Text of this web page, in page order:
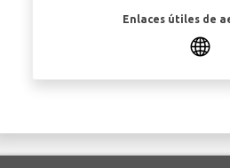
Enlaces útiles de